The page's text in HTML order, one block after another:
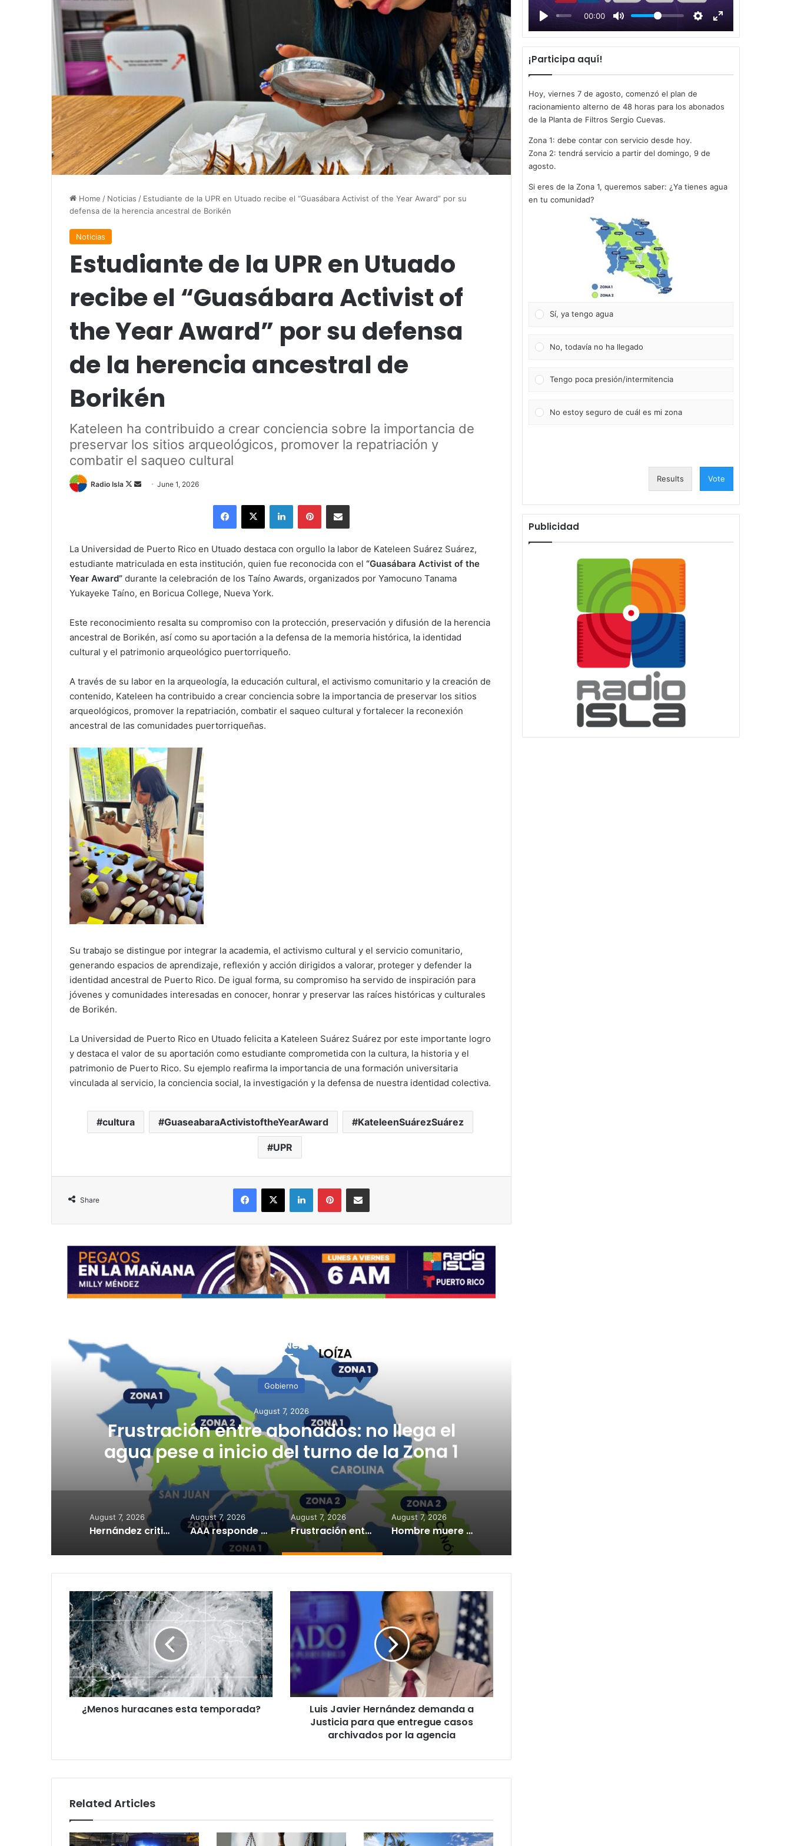
Home / Noticias / Estudiante de la UPR en Utuado recibe el “Guasábara Activist of the Year Award” por su
defensa de la herencia ancestral de Borikén
Noticias
Estudiante de la UPR en Utuado
recibe el “Guasábara Activist of
the Year Award” por su defensa
de la herencia ancestral de
Borikén
Kateleen ha contribuido a crear conciencia sobre la importancia de
preservar los sitios arqueológicos, promover la repatriación y
combatir el saqueo cultural
Radio Isla
Follow
Send June 1, 2026
Facebook
X LinkedInPinterestShare via Email
La Universidad de Puerto Rico en Utuado destaca con orgullo la labor de Kateleen Suárez Suárez,
estudiante matriculada en esta institución, quien fue reconocida con el “Guasábara Activist of the
Year Award” durante la celebración de los Taíno Awards, organizados por Yamocuno Tanama
Yukayeke Taíno, en Boricua College, Nueva York.
Este reconocimiento resalta su compromiso con la protección, preservación y difusión de la herencia
ancestral de Borikén, así como su aportación a la defensa de la memoria histórica, la identidad
cultural y el patrimonio arqueológico puertorriqueño.
A través de su labor en la arqueología, la educación cultural, el activismo comunitario y la creación de
contenido, Kateleen ha contribuido a crear conciencia sobre la importancia de preservar los sitios
arqueológicos, promover la repatriación, combatir el saqueo cultural y fortalecer la reconexión
ancestral de las comunidades puertorriqueñas.
Su trabajo se distingue por integrar la academia, el activismo cultural y el servicio comunitario,
generando espacios de aprendizaje, reflexión y acción dirigidos a valorar, proteger y defender la
identidad ancestral de Puerto Rico. De igual forma, su compromiso ha servido de inspiración para
jóvenes y comunidades interesadas en conocer, honrar y preservar las raíces históricas y culturales
de Borikén.
La Universidad de Puerto Rico en Utuado felicita a Kateleen Suárez Suárez por este importante logro
y destaca el valor de su aportación como estudiante comprometida con la cultura, la historia y el
patrimonio de Puerto Rico. Su ejemplo reafirma la importancia de una formación universitaria
vinculada al servicio, la conciencia social, la investigación y la defensa de nuestra identidad colectiva.
cultura GuaseabaraActivistoftheYearAward KateleenSuárezSuárez
UPR
Share
Facebook
X LinkedInPinterestShare via Email
Read Next
Seguridad
August 7, 2026
Hombre muere baleado y mujer resulta
herida en tiroteo en Fajardo
August 7, 2026
Hernández critica silencio del Senado tras salida de Domenech bajo investigación del FEI
August 7, 2026
AAA responde a reclamos y anuncia recuperación gradual del servicio
August 7, 2026
Frustración entre abonados: no llega el agua pese a inicio del turno de la Zona 1
August 7, 2026
Hombre muere baleado y mujer resulta herida en tiroteo en Fajardo
¿Menos
huracanes
esta
temporada?
¿Menos huracanes esta temporada?
Hernández
demanda
a
Justicia
para
entregue
casos
archivados
agencia
Luis Javier Hernández demanda a
Justicia para que entregue casos
archivados por la agencia
Related Articles
00:00
l
a
y
¡Participa aquí!
Hoy, viernes 7 de agosto, comenzó el plan de
racionamiento alterno de 48 horas para los abonados
de la Planta de Filtros Sergio Cuevas.
Zona 1: debe contar con servicio desde hoy.
Zona 2: tendrá servicio a partir del domingo, 9 de
agosto.
Si eres de la Zona 1, queremos saber: ¿Ya tienes agua
en tu comunidad?
Sí, ya tengo agua
No, todavía no ha llegado
Tengo poca presión/intermitencia
No estoy seguro de cuál es mi zona
Results Vote
Publicidad